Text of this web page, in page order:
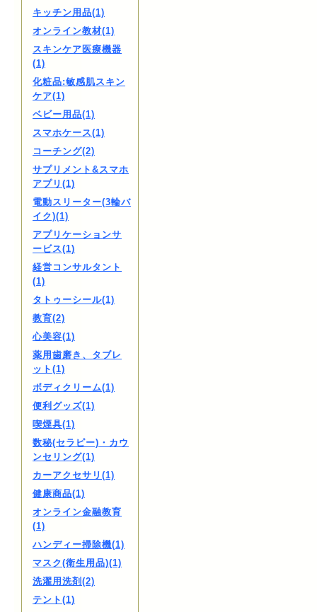
キッチン用品(1)
オンライン教材(1)
スキンケア医療機器
(1)
化粧品:敏感肌スキン
ケア(1)
ベビー用品(1)
スマホケース(1)
コーチング(2)
サプリメント&スマホ
アプリ(1)
電動スリーター(3輪バ
イク)(1)
アプリケーションサ
ービス(1)
経営コンサルタント
(1)
タトゥーシール(1)
教育(2)
心美容(1)
薬用歯磨き、タブレ
ット(1)
ボディクリーム(1)
便利グッズ(1)
喫煙具(1)
数秘(セラピー)・カウ
ンセリング(1)
カーアクセサリ(1)
健康商品(1)
オンライン金融教育
(1)
ハンディー掃除機(1)
マスク(衛生用品)(1)
洗濯用洗剤(2)
テント(1)